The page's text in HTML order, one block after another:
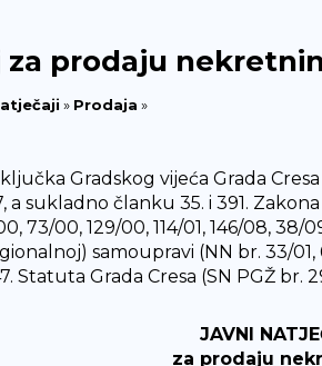
prodaju
» Prodaja »
Gradskog vijeća Grada Cresa
a sukladno članku 35. i 391.
73/00, 129/00, 114/01, 146/08, 38/
samoupravi (NN br. 33/01,
Statuta Grada Cresa (SN PGŽ br.
JAVNI
za prodaju